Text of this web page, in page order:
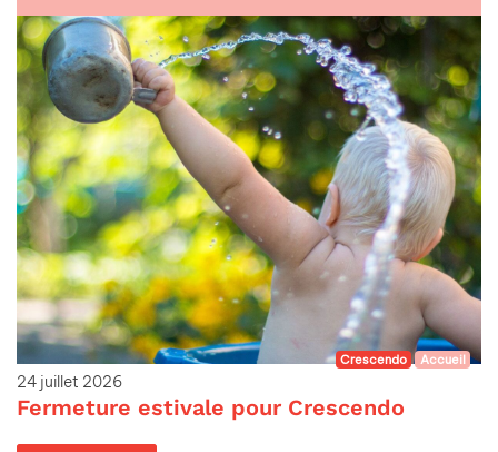
Crescendo Accueil
24 juillet 2026
Fermeture estivale pour Crescendo